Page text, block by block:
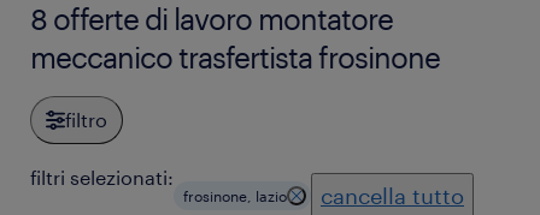
8 offerte di lavoro montatore
meccanico trasfertista frosinone
filtro
filtri selezionati:
frosinone, lazio cancella tutto